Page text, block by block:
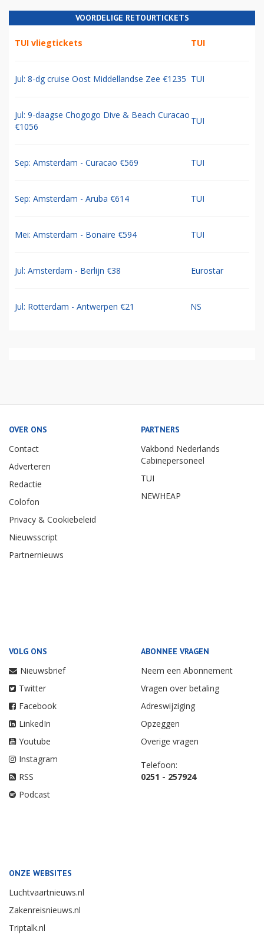
VOORDELIGE RETOURTICKETS
TUI vliegtickets TUI
Jul: 8-dg cruise Oost Middellandse Zee €1235 TUI
Jul: 9-daagse Chogogo Dive & Beach Curacao
€1056
TUI
Sep: Amsterdam - Curacao €569 TUI
Sep: Amsterdam - Aruba €614 TUI
Mei: Amsterdam - Bonaire €594 TUI
Jul: Amsterdam - Berlijn €38 Eurostar
Jul: Rotterdam - Antwerpen €21 NS
OVER ONS
Contact
Adverteren
Redactie
Colofon
Privacy & Cookiebeleid
Nieuwsscript
Partnernieuws
PARTNERS
Vakbond Nederlands
Cabinepersoneel
TUI
NEWHEAP
VOLG ONS
Nieuwsbrief
Twitter
Facebook
LinkedIn
Youtube
Instagram
RSS
Podcast
ABONNEE VRAGEN
Neem een Abonnement
Vragen over betaling
Adreswijziging
Opzeggen
Overige vragen
Telefoon:
0251 - 257924
ONZE WEBSITES
Luchtvaartnieuws.nl
Zakenreisnieuws.nl
Triptalk.nl